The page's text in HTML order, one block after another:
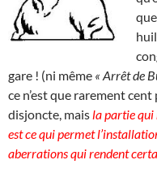
gare ! (ni même « Arrêt de
ce n’est que rarement
disjoncte, mais la partie qui
est ce qui permet
aberrations qui rendent